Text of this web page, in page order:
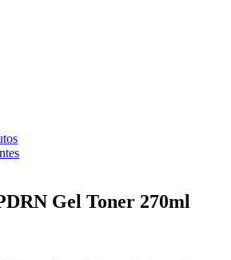
Gel Toner 270ml